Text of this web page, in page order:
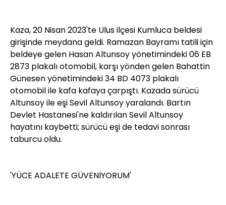
Kaza, 20 Nisan 2023'te Ulus ilçesi Kumluca beldesi
girişinde meydana geldi. Ramazan Bayramı tatili için
beldeye gelen Hasan Altunsoy yönetimindeki 06 EB
2873 plakalı otomobil, karşı yönden gelen Bahattin
Günesen yönetimindeki 34 BD 4073 plakalı
otomobil ile kafa kafaya çarpıştı. Kazada sürücü
Altunsoy ile eşi Sevil Altunsoy yaralandı. Bartın
Devlet Hastanesi'ne kaldırılan Sevil Altunsoy
hayatını kaybetti; sürücü eşi de tedavi sonrası
taburcu oldu.
'YÜCE ADALETE GÜVENİYORUM'